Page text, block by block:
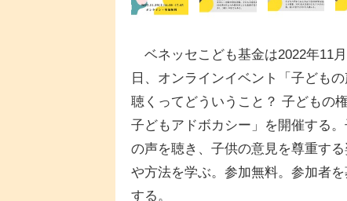
ベネッセこども基金は2022年11
日、オンラインイベント「子ども
聴くってどういうこと？ 子どもの
子どもアドボカシー」を開催する
の声を聴き、子供の意見を尊重す
や方法を学ぶ。参加無料。参加者
する。